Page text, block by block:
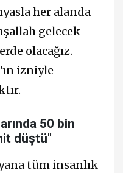
her alanda
gelecek
olacağız.
izniyle
50 bin
düştü"
tüm insanlık